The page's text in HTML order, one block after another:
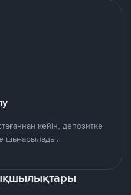
кейін, депозитке
шығарылады.